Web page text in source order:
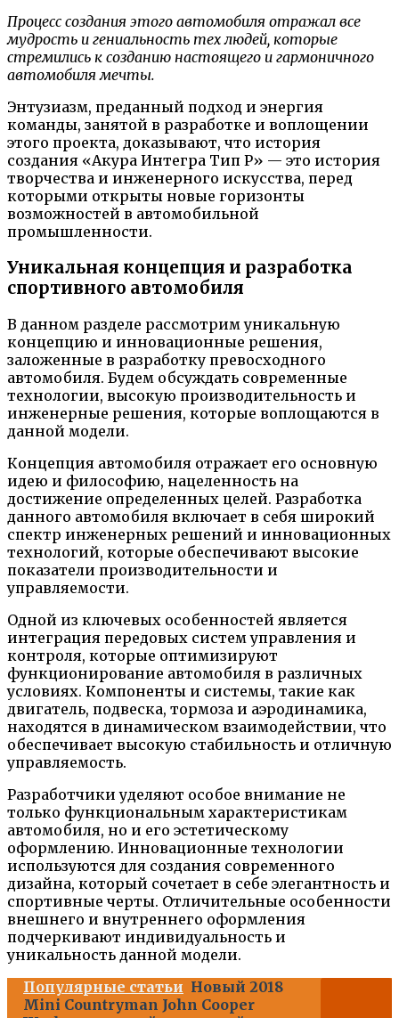
Процесс создания этого автомобиля отражал все
мудрость и гениальность тех людей, которые
стремились к созданию настоящего и гармоничного
автомобиля мечты.
Энтузиазм, преданный подход и энергия
команды, занятой в разработке и воплощении
этого проекта, доказывают, что история
создания «Акура Интегра Тип Р» — это история
творчества и инженерного искусства, перед
которыми открыты новые горизонты
возможностей в автомобильной
промышленности.
Уникальная концепция и разработка
спортивного автомобиля
В данном разделе рассмотрим уникальную
концепцию и инновационные решения,
заложенные в разработку превосходного
автомобиля. Будем обсуждать современные
технологии, высокую производительность и
инженерные решения, которые воплощаются в
данной модели.
Концепция автомобиля отражает его основную
идею и философию, нацеленность на
достижение определенных целей. Разработка
данного автомобиля включает в себя широкий
спектр инженерных решений и инновационных
технологий, которые обеспечивают высокие
показатели производительности и
управляемости.
Одной из ключевых особенностей является
интеграция передовых систем управления и
контроля, которые оптимизируют
функционирование автомобиля в различных
условиях. Компоненты и системы, такие как
двигатель, подвеска, тормоза и аэродинамика,
находятся в динамическом взаимодействии, что
обеспечивает высокую стабильность и отличную
управляемость.
Разработчики уделяют особое внимание не
только функциональным характеристикам
автомобиля, но и его эстетическому
оформлению. Инновационные технологии
используются для создания современного
дизайна, который сочетает в себе элегантность и
спортивные черты. Отличительные особенности
внешнего и внутреннего оформления
подчеркивают индивидуальность и
уникальность данной модели.
Популярные статьи Новый 2018
Mini Countryman John Cooper